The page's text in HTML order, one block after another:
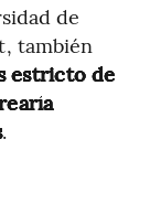
de
también
estricto de
.